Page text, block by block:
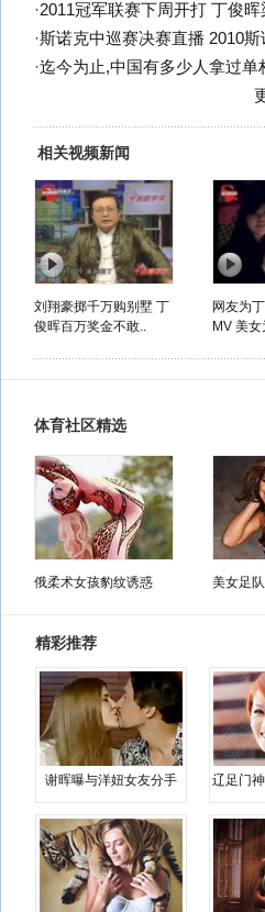
·2011冠军联赛下周开打 丁俊
·斯诺克中巡赛决赛直播 2010
·迄今为止,中国有多少人拿过单
相关视频新闻
刘翔豪掷千万购别墅 丁
俊晖百万奖金不敢..
网友为
MV 美
体育社区精选
俄柔术女孩豹纹诱惑 美女足
精彩推荐
谢晖曝与洋妞女友分手 辽足门